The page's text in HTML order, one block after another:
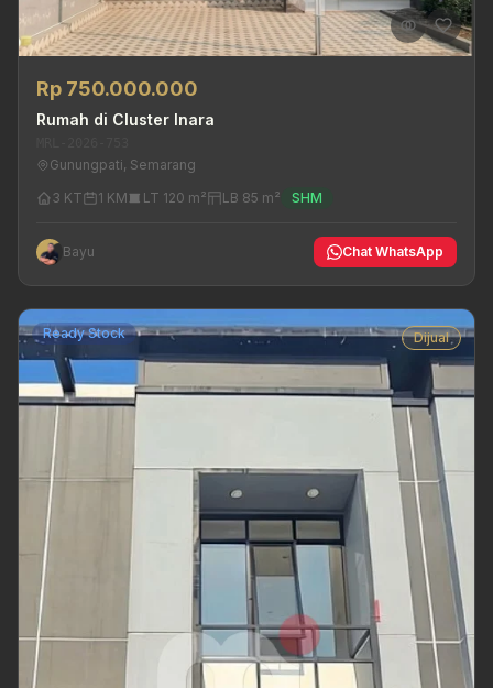
Rp 750.000.000
Rumah di Cluster Inara
Gunungpati, Semarang
3 KT
1 KM LT 120 m² LB 85 m² SHM
Bayu Chat WhatsApp
Ready Stock Dijual